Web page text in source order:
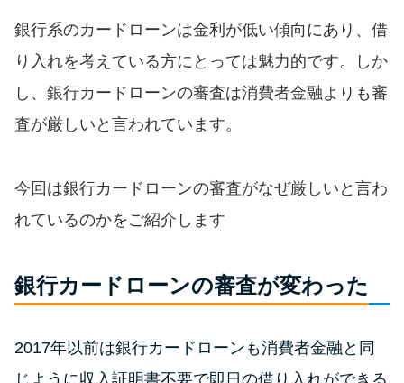
便利なコンテンツ
カードローン診断
損！
カードローンの見直しで40万円
得した話
銀行系のカードローンは金利が低い傾向にあり、借
り入れを考えている方にとっては魅力的です。しか
し、銀行カードローンの審査は消費者金融よりも審
査が厳しいと言われています。
今回は銀行カードローンの審査がなぜ厳しいと言わ
れているのかをご紹介します
銀行カードローンの審査が変わった
2017年以前は銀行カードローンも消費者金融と同
じように収入証明書不要で即日の借り入れができる